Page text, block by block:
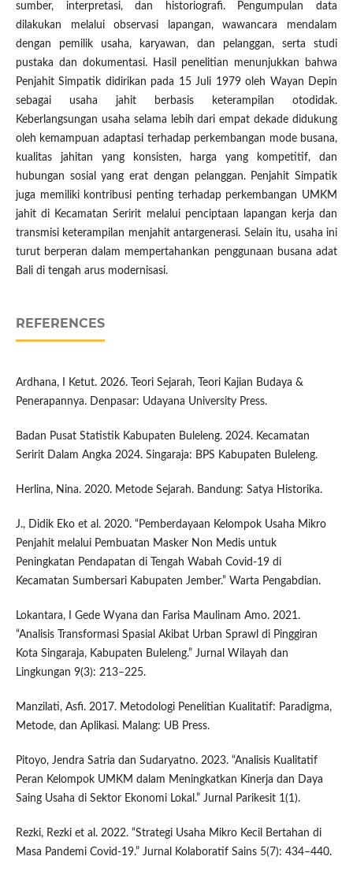
sumber, interpretasi, dan historiografi. Pengumpulan data
dilakukan melalui observasi lapangan, wawancara mendalam
dengan pemilik usaha, karyawan, dan pelanggan, serta studi
pustaka dan dokumentasi. Hasil penelitian menunjukkan bahwa
Penjahit Simpatik didirikan pada 15 Juli 1979 oleh Wayan Depin
sebagai usaha jahit berbasis keterampilan otodidak.
Keberlangsungan usaha selama lebih dari empat dekade didukung
oleh kemampuan adaptasi terhadap perkembangan mode busana,
kualitas jahitan yang konsisten, harga yang kompetitif, dan
hubungan sosial yang erat dengan pelanggan. Penjahit Simpatik
juga memiliki kontribusi penting terhadap perkembangan UMKM
jahit di Kecamatan Seririt melalui penciptaan lapangan kerja dan
transmisi keterampilan menjahit antargenerasi. Selain itu, usaha ini
turut berperan dalam mempertahankan penggunaan busana adat
Bali di tengah arus modernisasi.
REFERENCES
Ardhana, I Ketut. 2026. Teori Sejarah, Teori Kajian Budaya &
Penerapannya. Denpasar: Udayana University Press.
Badan Pusat Statistik Kabupaten Buleleng. 2024. Kecamatan
Seririt Dalam Angka 2024. Singaraja: BPS Kabupaten Buleleng.
Herlina, Nina. 2020. Metode Sejarah. Bandung: Satya Historika.
J., Didik Eko et al. 2020. “Pemberdayaan Kelompok Usaha Mikro
Penjahit melalui Pembuatan Masker Non Medis untuk
Peningkatan Pendapatan di Tengah Wabah Covid-19 di
Kecamatan Sumbersari Kabupaten Jember.” Warta Pengabdian.
Lokantara, I Gede Wyana dan Farisa Maulinam Amo. 2021.
“Analisis Transformasi Spasial Akibat Urban Sprawl di Pinggiran
Kota Singaraja, Kabupaten Buleleng.” Jurnal Wilayah dan
Lingkungan 9(3): 213–225.
Manzilati, Asfi. 2017. Metodologi Penelitian Kualitatif: Paradigma,
Metode, dan Aplikasi. Malang: UB Press.
Pitoyo, Jendra Satria dan Sudaryatno. 2023. “Analisis Kualitatif
Peran Kelompok UMKM dalam Meningkatkan Kinerja dan Daya
Saing Usaha di Sektor Ekonomi Lokal.” Jurnal Parikesit 1(1).
Rezki, Rezki et al. 2022. “Strategi Usaha Mikro Kecil Bertahan di
Masa Pandemi Covid-19.” Jurnal Kolaboratif Sains 5(7): 434–440.